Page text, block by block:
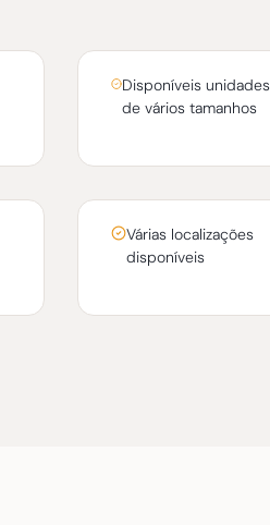
Disponíveis unidades
de vários tamanhos
Várias localizações
disponíveis